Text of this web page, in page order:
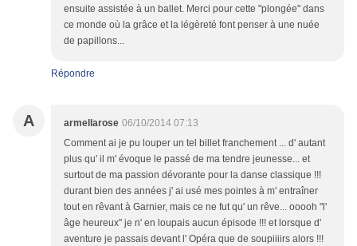
ensuite assistée à un ballet. Merci pour cette "plongée" dans
ce monde où la grâce et la légèreté font penser à une nuée
de papillons...
Répondre
A armellarose 06/10/2014 07:13
Comment ai je pu louper un tel billet franchement ... d' autant
plus qu' il m' évoque le passé de ma tendre jeunesse... et
surtout de ma passion dévorante pour la danse classique !!!
durant bien des années j' ai usé mes pointes à m' entraîner
tout en rêvant à Garnier, mais ce ne fut qu' un rêve... ooooh "l'
âge heureux" je n' en loupais aucun épisode !!! et lorsque d'
aventure je passais devant l' Opéra que de soupiiiirs alors !!!